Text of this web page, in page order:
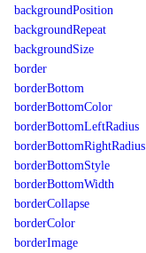
backgroundPosition
backgroundRepeat
backgroundSize
border
borderBottom
borderBottomColor
borderBottomLeftRadius
borderBottomRightRadius
borderBottomStyle
borderBottomWidth
borderCollapse
borderColor
borderImage